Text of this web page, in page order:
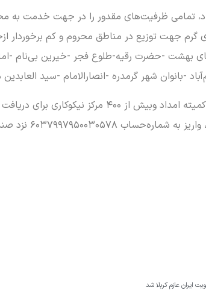
تمامی ظرفیت‌های مقدور را در جهت خدمت به
پرس غذای گرم جهت توزیع در مناطق محروم و کم
بهشت -حضرت رقیه-طلوع فجر -خیرین بی‌نام -امام
-بانوان شهر گرمدره -انصارالامام -سید
لشینی از آمادگی دفاتر ۱۳ گانه
ایران عازم کربلا شد